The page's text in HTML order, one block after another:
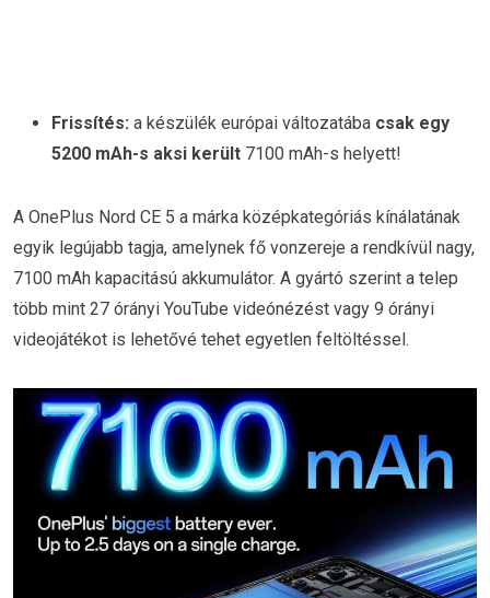
Frissítés: a készülék európai változatába csak egy
5200 mAh-s aksi került 7100 mAh-s helyett!
A OnePlus Nord CE 5 a márka középkategóriás kínálatának
egyik legújabb tagja, amelynek fő vonzereje a rendkívül nagy,
7100 mAh kapacitású akkumulátor. A gyártó szerint a telep
több mint 27 órányi YouTube videónézést vagy 9 órányi
videojátékot is lehetővé tehet egyetlen feltöltéssel.